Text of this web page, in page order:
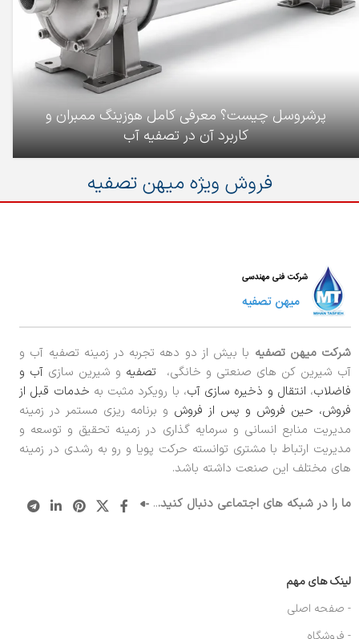
پرشروسل چیست؟ معرفی کامل هوزینگ ممبران و
کاربرد آن در تصفیه آب
فروش ویژه میهن تصفیه
شرکت میهن تصفیه با بیش از دو دهه تجربه در زمینه تصفیه آب و
آب شیرین کن های صنعتی و خانگی،
تصفیه و شیرین سازی آب و
فاضلاب، انتقال و ذخیره سازی آب، با رویکرد مثبت به خدمات قبل از
فروش، حین فروش و پس از فروش و برنامه ریزی مستمر در زمینه
مدیریت منابع انسانی و سرمایه گذاری در زمینه تحقیق و توسعه و
مدیریت ارتباط با مشتری توانسته حرکت پویا و رو به رشدی در زمینه
های مختلف این صنعت داشته باشد.
ما را در شبکه های اجتماعی دنبال کنید...
لینک های مهم
- صفحه اصلی